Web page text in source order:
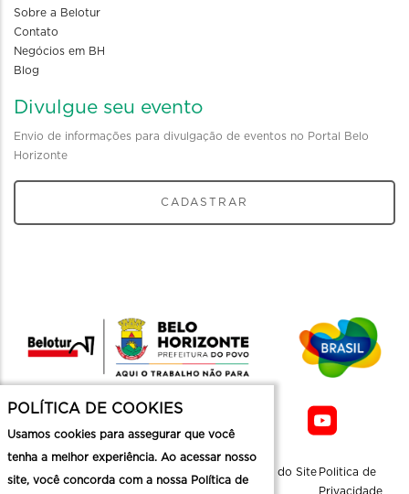
Sobre a Belotur
Contato
Negócios em BH
Blog
Divulgue seu evento
Envio de informações para divulgação de eventos no Portal Belo
Horizonte
CADASTRAR
Mapa do Site Politica de
Privacidade
POLÍTICA DE COOKIES
Usamos cookies para assegurar que você
tenha a melhor experiência. Ao acessar nosso
site, você concorda com a nossa Política de